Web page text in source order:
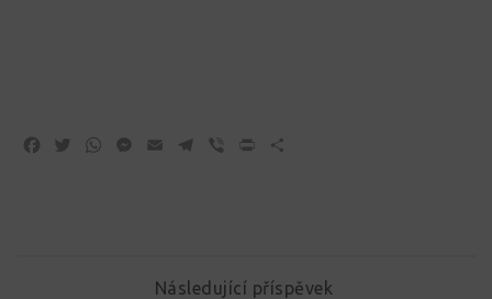
Facebook
TwitterWhatsApp
Messenger
Email Telegram
Viber Print
Následující příspěvek